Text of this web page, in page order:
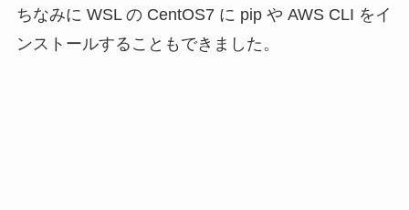
ちなみに WSL の CentOS7 に pip や AWS CLI をイ
ンストールすることもできました。